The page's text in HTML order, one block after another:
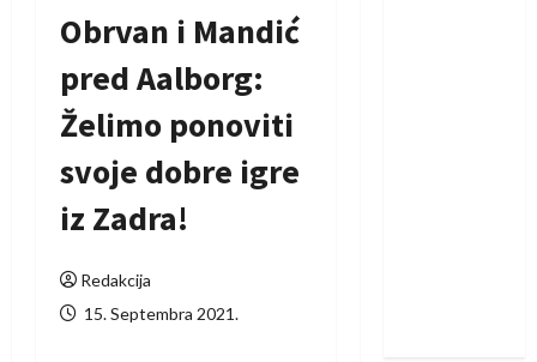
Obrvan i Mandić
pred Aalborg:
Želimo ponoviti
svoje dobre igre
iz Zadra!
Redakcija
15. Septembra 2021.